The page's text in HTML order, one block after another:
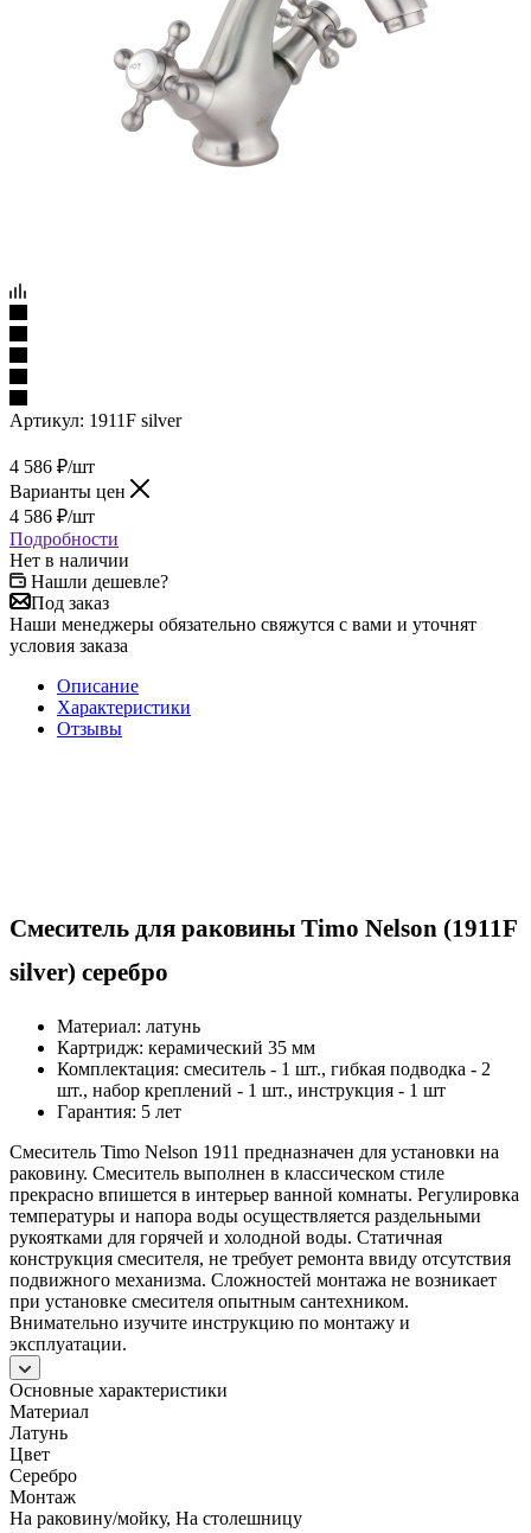
Артикул: 1911F silver
4 586 ₽/шт
Варианты цен
4 586 ₽/шт
Подробности
Нет в наличии
Нашли дешевле?
Под заказ
Наши менеджеры обязательно свяжутся с вами и уточнят
условия заказа
Описание
Характеристики
Отзывы
Смеситель для раковины Timo Nelson (1911F
silver) серебро
Материал: латунь
Картридж: керамический 35 мм
Комплектация: смеситель - 1 шт., гибкая подводка - 2
шт., набор креплений - 1 шт., инструкция - 1 шт
Гарантия: 5 лет
Смеситель Timo Nelson 1911 предназначен для установки на
раковину. Смеситель выполнен в классическом стиле
прекрасно впишется в интерьер ванной комнаты. Регулировка
температуры и напора воды осуществляется раздельными
рукоятками для горячей и холодной воды. Статичная
конструкция смесителя, не требует ремонта ввиду отсутствия
подвижного механизма. Сложностей монтажа не возникает
при установке смесителя опытным сантехником.
Внимательно изучите инструкцию по монтажу и
эксплуатации.
Основные характеристики
Материал
Латунь
Цвет
Серебро
Монтаж
На раковину/мойку, На столешницу